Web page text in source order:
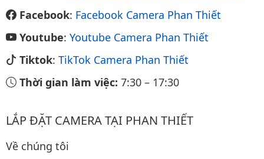
Facebook: Facebook Camera Phan Thiết
Youtube: Youtube Camera Phan Thiết
Tiktok: TikTok Camera Phan Thiết
Thời gian làm việc: 7:30 – 17:30
LẮP ĐẶT CAMERA TẠI PHAN THIẾT
Về chúng tôi